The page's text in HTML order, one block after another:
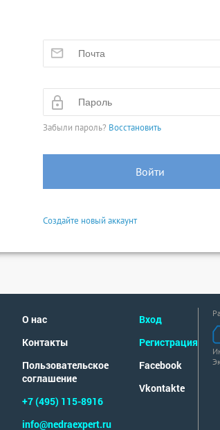
Забыли пароль? Восстановить
Войти
Создайте новый аккаунт
О нас
Контакты
Пользовательское
соглашение
+7 (495) 115-8916
info@nedraexpert.ru
Вход
Регистрация
Facebook
Vkontakte